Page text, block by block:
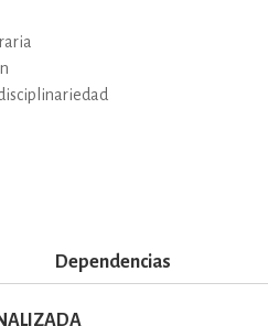
Dependencias